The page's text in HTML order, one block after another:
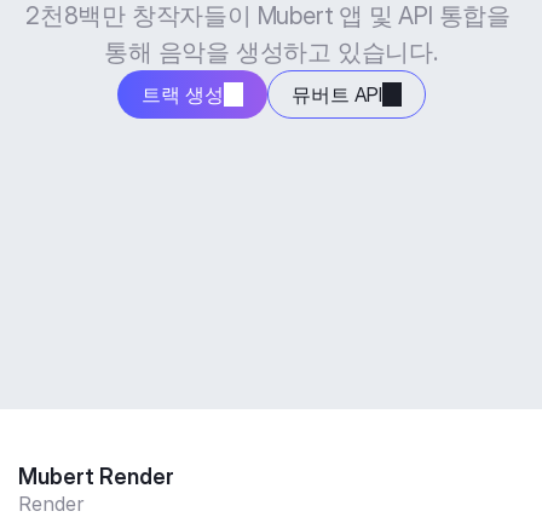
2천8백만 창작자들이 Mubert 앱 및 API 통합을
통해 음악을 생성하고 있습니다.
트랙 생성 뮤버트 API
Mubert Render
Render